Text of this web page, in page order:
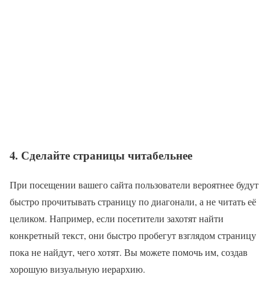
4. Сделайте страницы читабельнее
При посещении вашего сайта пользователи вероятнее будут
быстро прочитывать страницу по диагонали, а не читать её
целиком. Например, если посетители захотят найти
конкретный текст, они быстро пробегут взглядом страницу
пока не найдут, чего хотят. Вы можете помочь им, создав
хорошую визуальную иерархию.